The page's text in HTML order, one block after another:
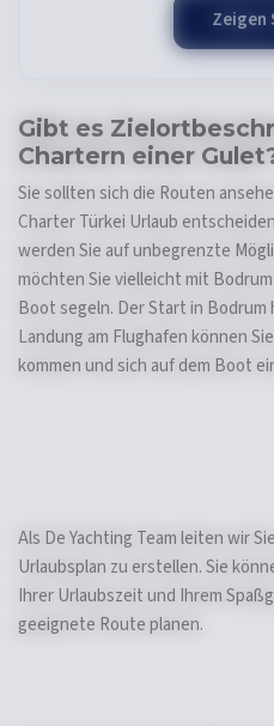
Zeigen
Gibt es
Chartern einer
Sie sollten sich die Routen
Charter Türkei Urlaub
werden Sie auf unbegrenzte
möchten Sie vielleicht mit
Boot segeln. Der Start in
Landung am Flughafen können
kommen und sich auf dem Boot
Als De Yachting Team leiten wir
Urlaubsplan zu erstellen. Sie
Ihrer Urlaubszeit und Ihrem
geeignete Route planen.